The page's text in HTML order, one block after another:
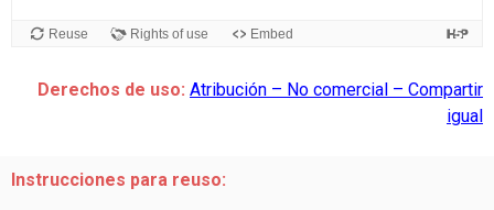
Derechos de uso: Atribución – No comercial – Compartir
igual
Instrucciones para reuso: